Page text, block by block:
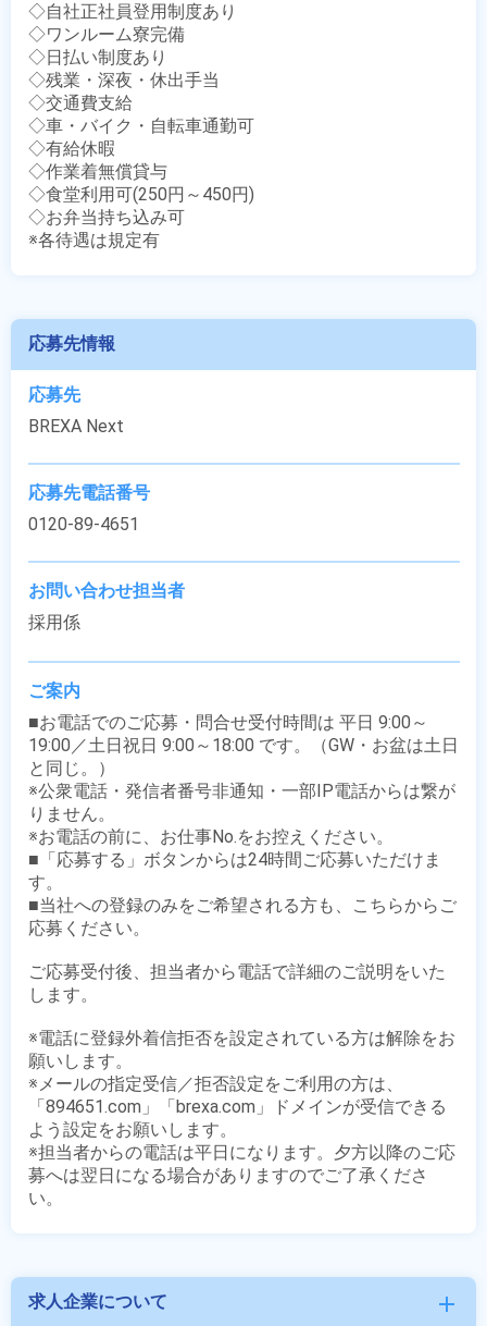
◇自社正社員登用制度あり
◇ワンルーム寮完備
◇日払い制度あり
◇残業・深夜・休出手当
◇交通費支給
◇車・バイク・自転車通勤可
◇有給休暇
◇作業着無償貸与
◇食堂利用可(250円～450円)
◇お弁当持ち込み可
※各待遇は規定有
応募先情報
応募先
BREXA Next
応募先電話番号
0120-89-4651
お問い合わせ担当者
採用係
ご案内
■お電話でのご応募・問合せ受付時間は 平日 9:00～
19:00／土日祝日 9:00～18:00 です。（GW・お盆は土日
と同じ。）
※公衆電話・発信者番号非通知・一部IP電話からは繋が
りません。
※お電話の前に、お仕事No.をお控えください。
■「応募する」ボタンからは24時間ご応募いただけま
す。
■当社への登録のみをご希望される方も、こちらからご
応募ください。
ご応募受付後、担当者から電話で詳細のご説明をいた
します。
※電話に登録外着信拒否を設定されている方は解除をお
願いします。
※メールの指定受信／拒否設定をご利用の方は、
「894651.com」「brexa.com」ドメインが受信できる
よう設定をお願いします。
※担当者からの電話は平日になります。夕方以降のご応
募へは翌日になる場合がありますのでご了承くださ
求人企業について add